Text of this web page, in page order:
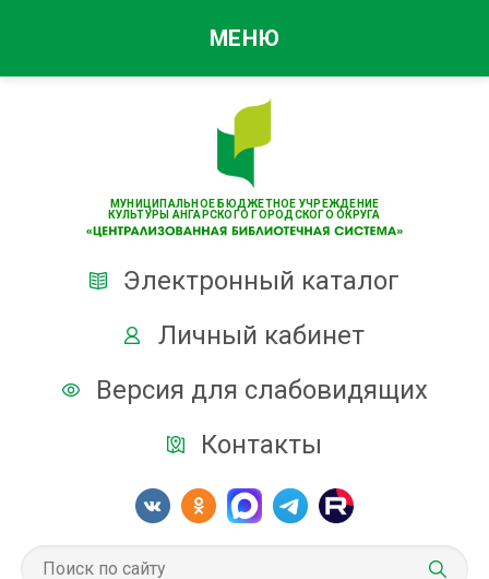
МУНИЦИПАЛЬНОЕ БЮДЖЕТНОЕ УЧРЕЖДЕНИЕ
КУЛЬТУРЫ АНГАРСКОГО ГОРОДСКОГО ОКРУГА
Электронный каталог
Личный кабинет
Версия для слабовидящих
Контакты
МЕНЮ